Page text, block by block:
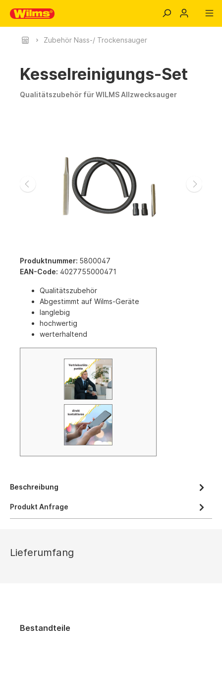
Zubehör Nass-/ Trockensauger
Kesselreinigungs-Set
Qualitätszubehör für WILMS Allzwecksauger
Produktnummer: 5800047
EAN-Code: 4027755000471
Qualitätszubehör
Abgestimmt auf Wilms-Geräte
langlebig
hochwertig
werterhaltend
Beschreibung
Produkt Anfrage
Lieferumfang
Bestandteile